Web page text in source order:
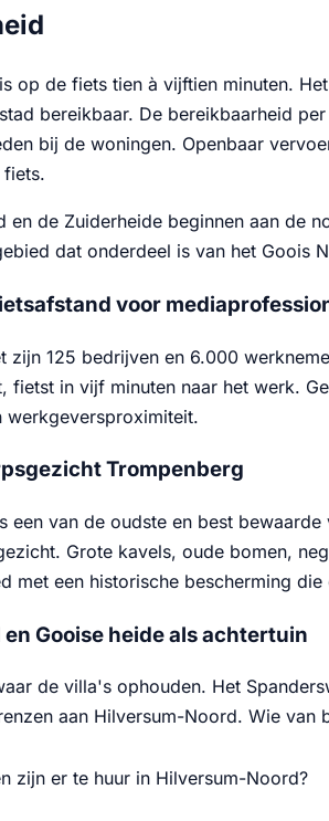
op de fiets tien à vijftien minuten.
bereikbaar. De bereikbaarheid
bij de woningen. Openbaar
en de Zuiderheide beginnen aan de
dat onderdeel is van het Goois
voor
zijn 125 bedrijven en 6.000
fietst in vijf minuten naar het werk.
werkgeversproximiteit.
Trompenberg
een van de oudste en best
Grote kavels, oude bomen,
met een historische bescherming
Gooise heide als achtertuin
de villa's ophouden. Het
aan Hilversum-Noord. Wie
zijn er te huur in Hilversum-Noord?